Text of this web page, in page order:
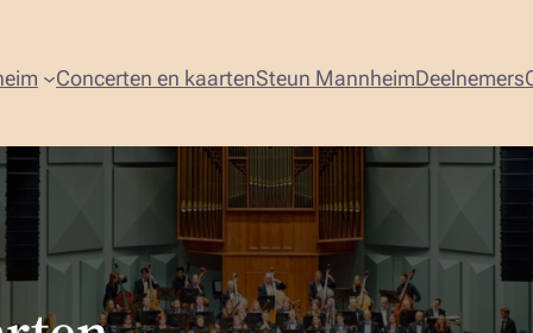
Concerten en kaartenSteun MannheimDeelnemers